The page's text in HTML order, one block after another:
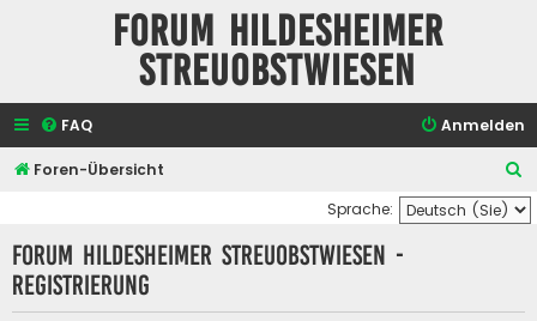
Forum Hildesheimer
Streuobstwiesen
FAQ Anmelden
Foren-Übersicht
u
c
Sprache:
Forum Hildesheimer Streuobstwiesen -
Registrierung